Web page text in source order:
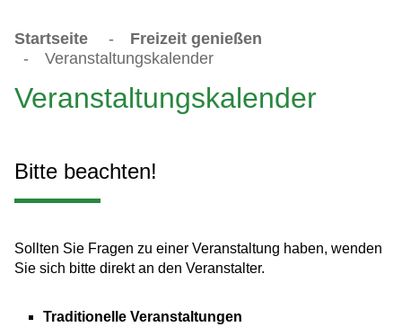
Startseite -
Freizeit genießen
-
Veranstaltungskalender
Veranstaltungskalender
Bitte beachten!
Sollten Sie Fragen zu einer Veranstaltung haben, wenden
Sie sich bitte direkt an den Veranstalter.
Traditionelle Veranstaltungen